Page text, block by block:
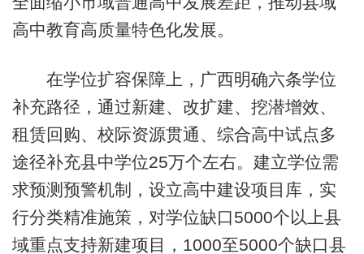
高中教育高质量特色化发展。
在学位扩容保障上，广西明确六条学位
补充路径，通过新建、改扩建、挖潜增效、
租赁回购、校际资源贯通、综合高中试点多
途径补充县中学位25万个左右。建立学位需
求预测预警机制，设立高中建设项目库，实
行分类精准施策，对学位缺口5000个以上县
域重点支持新建项目，1000至5000个缺口县